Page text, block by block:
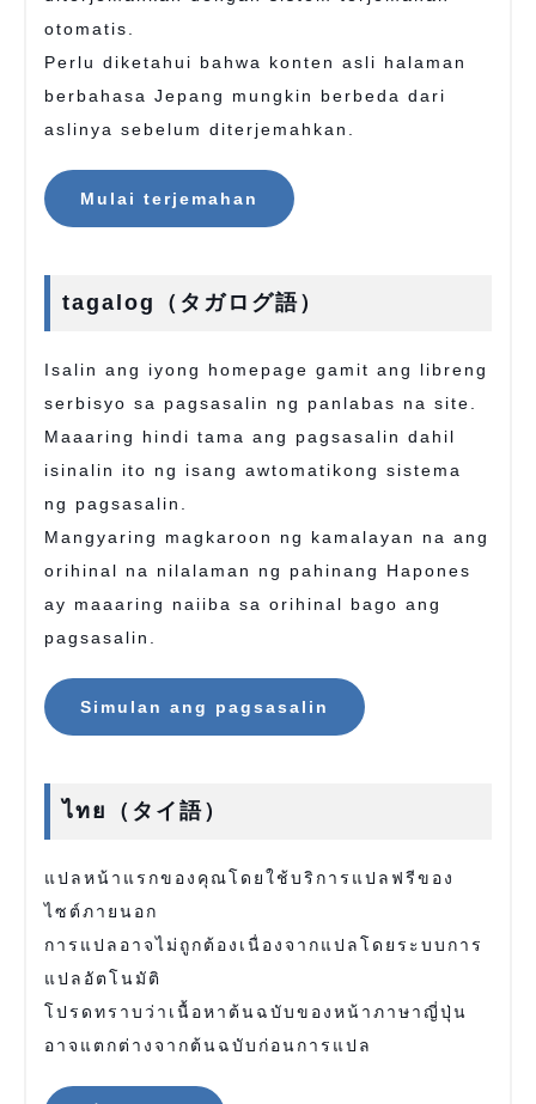
otomatis.
Perlu diketahui bahwa konten asli halaman
berbahasa Jepang mungkin berbeda dari
aslinya sebelum diterjemahkan.
Mulai terjemahan
tagalog（タガログ語）
Isalin ang iyong homepage gamit ang libreng
serbisyo sa pagsasalin ng panlabas na site.
Maaaring hindi tama ang pagsasalin dahil
isinalin ito ng isang awtomatikong sistema
ng pagsasalin.
Mangyaring magkaroon ng kamalayan na ang
orihinal na nilalaman ng pahinang Hapones
ay maaaring naiiba sa orihinal bago ang
pagsasalin.
Simulan ang pagsasalin
ไทย（タイ語）
แปลหน้าแรกของคุณโดยใช้บริการแปลฟรีของ
ไซต์ภายนอก
การแปลอาจไม่ถูกต้องเนื่องจากแปลโดยระบบการ
แปลอัตโนมัติ
โปรดทราบว่าเนื้อหาต้นฉบับของหน้าภาษาญี่ปุ่น
อาจแตกต่างจากต้นฉบับก่อนการแปล